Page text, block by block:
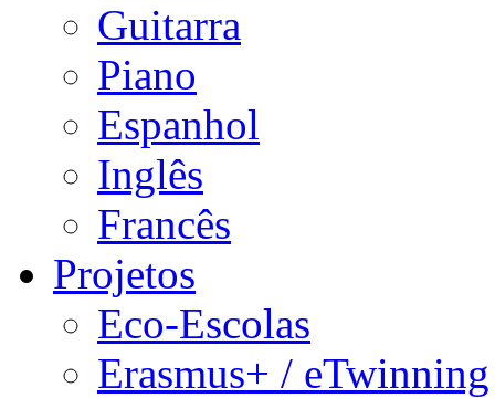
Guitarra
Piano
Espanhol
Inglês
Francês
Projetos
Eco-Escolas
Erasmus+ / eTwinning